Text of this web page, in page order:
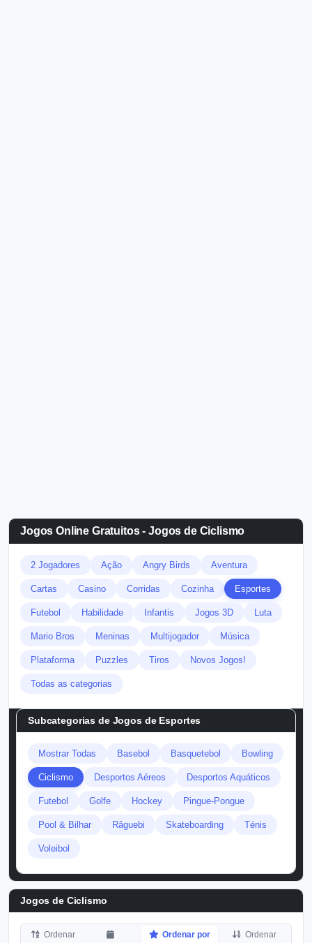
Jogos Online Gratuitos - Jogos de Ciclismo
2 Jogadores Ação Angry Birds Aventura
Cartas Casino Corridas Cozinha Esportes
Futebol Habilidade Infantis Jogos 3D Luta
Mario Bros Meninas Multijogador Música
Plataforma Puzzles Tiros Novos Jogos!
Todas as categorias
Subcategorias de Jogos de Esportes
Mostrar Todas Basebol Basquetebol Bowling
Ciclismo Desportos Aéreos Desportos Aquáticos
Futebol Golfe Hockey Pingue-Pongue
Pool & Bilhar Râguebi Skateboarding Ténis
Voleibol
Jogos de Ciclismo
Ordenar
Ordenar por
Ordenar